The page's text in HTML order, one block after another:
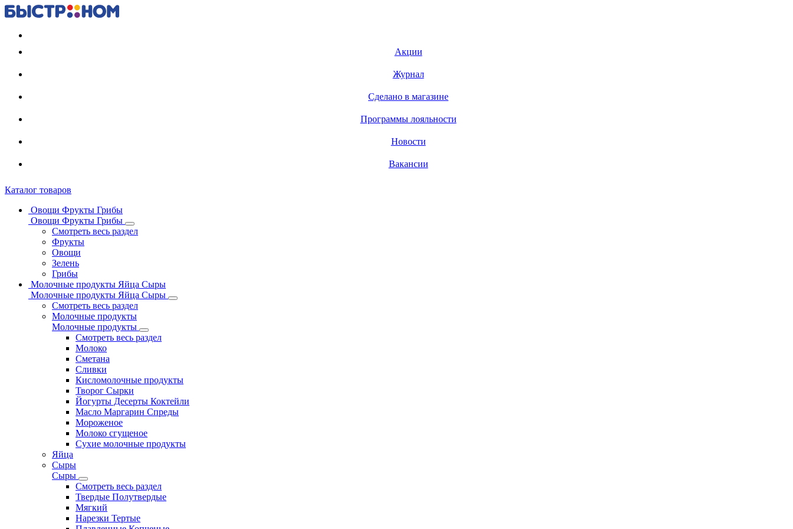
Акции
Журнал
Сделано в магазине
Программы лояльности
Новости
Вакансии
Каталог товаров
Овощи Фрукты Грибы
Овощи Фрукты Грибы
Смотреть весь раздел
Фрукты
Овощи
Зелень
Грибы
Молочные продукты Яйца Сыры
Молочные продукты Яйца Сыры
Смотреть весь раздел
Молочные продукты
Молочные продукты
Смотреть весь раздел
Молоко
Сметана
Сливки
Кисломолочные продукты
Творог Сырки
Йогурты Десерты Коктейли
Масло Маргарин Спреды
Мороженое
Молоко сгущеное
Сухие молочные продукты
Яйца
Сыры
Сыры
Смотреть весь раздел
Твердые Полутвердые
Мягкий
Нарезки Тертые